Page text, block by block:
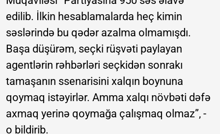
edilib. İlkin hesablamalarda heç kimin
səslərində bu qədər azalma olmamışdı.
Başa düşürəm, seçki rüşvəti paylayan
agentlərin rəhbərləri seçkidən sonrakı
tamaşanın ssenarisini xalqın boynuna
qoymaq istəyirlər. Amma xalqı növbəti dəfə
axmaq yerinə qoymağa çalışmaq olmaz”, -
o bildirib.